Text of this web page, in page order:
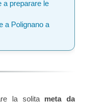
a preparare le
a Polignano a
la solita meta da